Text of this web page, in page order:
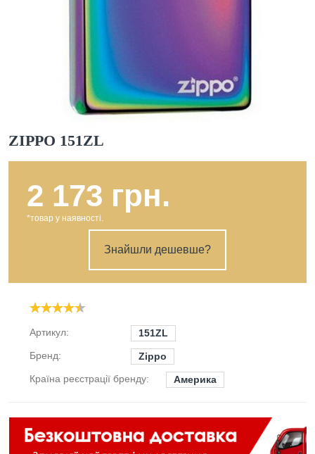
ZIPPO 151ZL
2 173 грн.
*товар у наявності.
Знайшли дешевше?
Артикул:
151ZL
Бренд:
Zippo
Країна реєстрації бренду:
Америка